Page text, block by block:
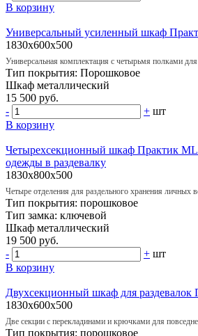
В корзину
Универсальный усиленный шкаф
1830x600x500
Универсальная комплектация с четырьмя полками
Тип покрытия: Порошковое
Шкаф металлический
15 500 руб.
-
+ шт
В корзину
Четырехсекционный шкаф Практик
одежды в раздевалку
1830x800x500
Четыре отделения для раздельного хранения личных
Тип покрытия: порошковое
Тип замка: ключевой
Шкаф металлический
19 500 руб.
-
+ шт
В корзину
Двухсекционный шкаф для
1830x600x500
Две секции с перекладинами и крючками для
Тип покрытия: порошковое